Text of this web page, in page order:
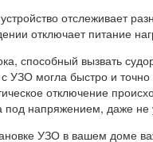
отслеживает
отключает питание
способный вызвать
с УЗО могла быстро и
отключение
под напряжением, даже не
УЗО в вашем доме